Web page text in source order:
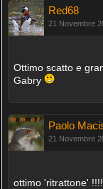
Red68
21 Novembre
Ottimo scatto e
Gabry
Paolo
21 Novembre
ottimo 'ritrattone' !!!!